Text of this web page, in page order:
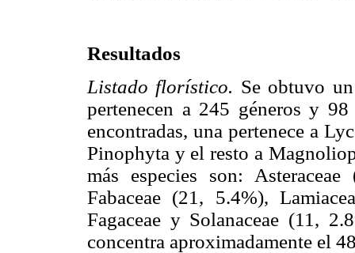
Resultados
Listado florístico. Se obtuvo
pertenecen a 245 géneros y
encontradas, una pertenece a
Pinophyta y el resto a
más especies son:
Fabaceae (21, 5.4%),
Fagaceae y Solanaceae (11,
concentra aproximadamente el